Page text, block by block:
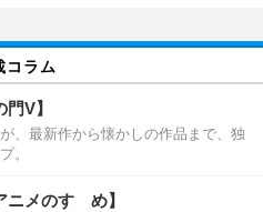
コラム
V】
、最新作から懐かしの作品まで、独
。
ニメのすゝめ】